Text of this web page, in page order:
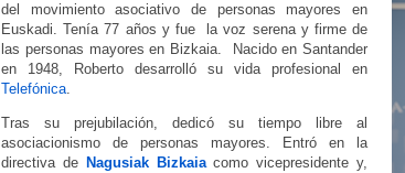
del movimiento asociativo de personas mayores en
Euskadi. Tenía 77 años y fue
la voz serena y firme de
las personas mayores en Bizkaia.
Nacido en Santander
en 1948, Roberto desarrolló su vida profesional en
Telefónica.
Tras su prejubilación, dedicó su tiempo libre al
asociacionismo de personas mayores. Entró en la
directiva de Nagusiak Bizkaiacomo vicepresidente y,